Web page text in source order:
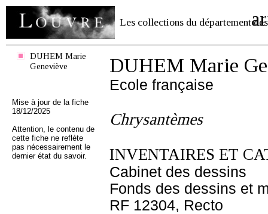
Les collections du département des
DUHEM Marie
Geneviève
Mise à jour de la fiche
18/12/2025
Attention, le contenu de
cette fiche ne reflète
pas nécessairement le
dernier état du savoir.
DUHEM Marie
Ecole française
Chrysantèmes
INVENTAIRES ET
Cabinet des dessins
Fonds des dessins et
RF 12304, Recto